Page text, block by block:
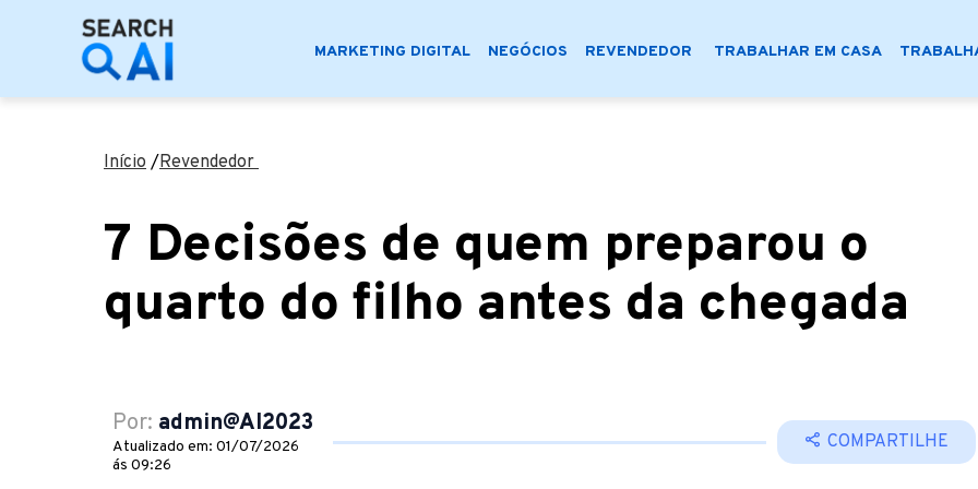
MARKETING DIGITAL NEGÓCIOS REVENDEDOR TRABALHAR EM CASA
Início /Revendedor
7 Decisões de quem preparou o
quarto do filho antes da chegada
Por: admin@AI2023
Atualizado em: 01/07/2026
ás 09:26
COMPARTILHE